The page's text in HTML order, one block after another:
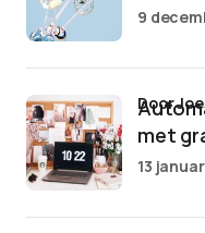
9
met
door
13